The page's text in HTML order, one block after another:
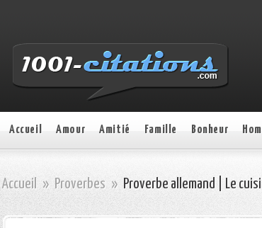
Accueil Amour Amitié Famille Bonheur
Accueil » Proverbes » Proverbe allemand | Le